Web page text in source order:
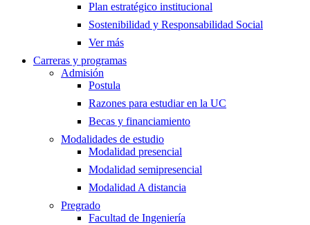
Plan estratégico institucional
Sostenibilidad y Responsabilidad Social
Ver más
Carreras y programas
Admisión
Postula
Razones para estudiar en la UC
Becas y financiamiento
Modalidades de estudio
Modalidad presencial
Modalidad semipresencial
Modalidad A distancia
Pregrado
Facultad de Ingeniería